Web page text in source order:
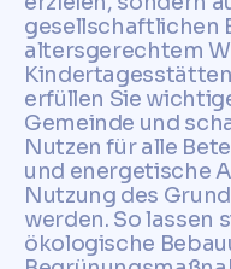
gesellschaftlichen
altersgerechtem
erfüllen Sie
Gemeinde und
Nutzen für alle
und energetische
Nutzung des
werden. So lassen
ökologische